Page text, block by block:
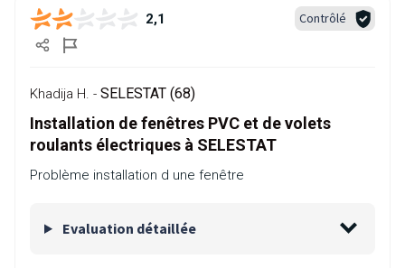
2,1 Contrôlé
Khadija H. - SELESTAT (68)
Installation de fenêtres PVC et de volets
roulants électriques à SELESTAT
Problème installation d une fenêtre
Evaluation détaillée